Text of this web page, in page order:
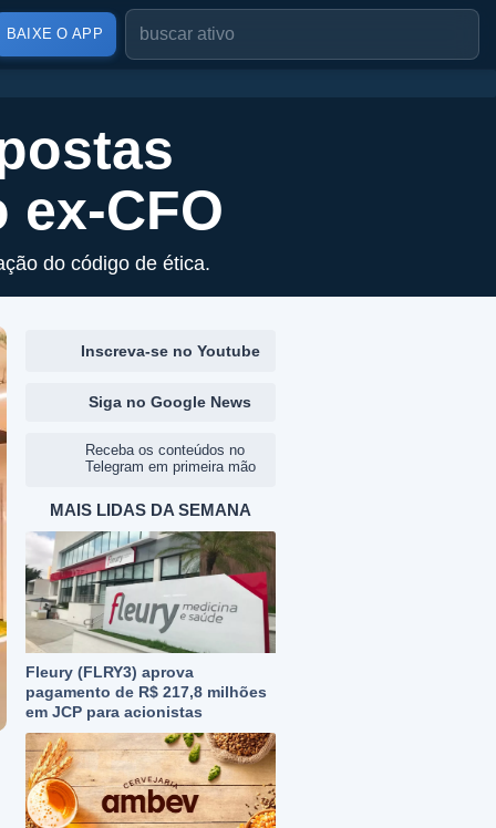
BAIXE O APP
CFO
do código de ética.
Inscreva-se no Youtube
Siga no Google News
Receba os conteúdos no
Telegram em primeira mão
MAIS LIDAS DA SEMANA
Fleury (FLRY3) aprova
pagamento de R$ 217,8 milhões
em JCP para acionistas